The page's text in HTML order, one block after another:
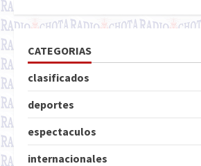
CATEGORIAS
clasificados
deportes
espectaculos
internacionales